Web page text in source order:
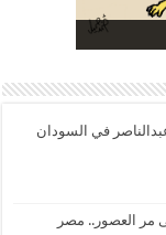
في السودان
مر العصور.. مصر